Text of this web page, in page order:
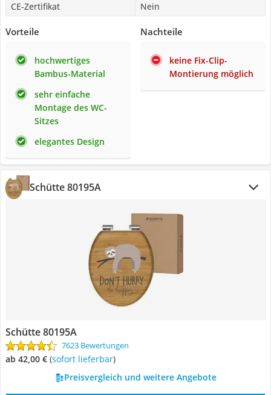
CE-Zertifikat
Nein
Vorteile
hochwertiges
Bambus-Material
sehr einfache
Montage des WC-
Sitzes
elegantes Design
Nachteile
keine Fix-Clip-
Montierung möglich
Schütte 80195A
Schütte 80195A
7623 Bewertungen
ab 42,00 € ( Sofort lieferbar)
Preisvergleich und weitere Angebote